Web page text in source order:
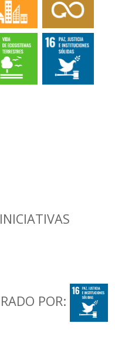
POR: